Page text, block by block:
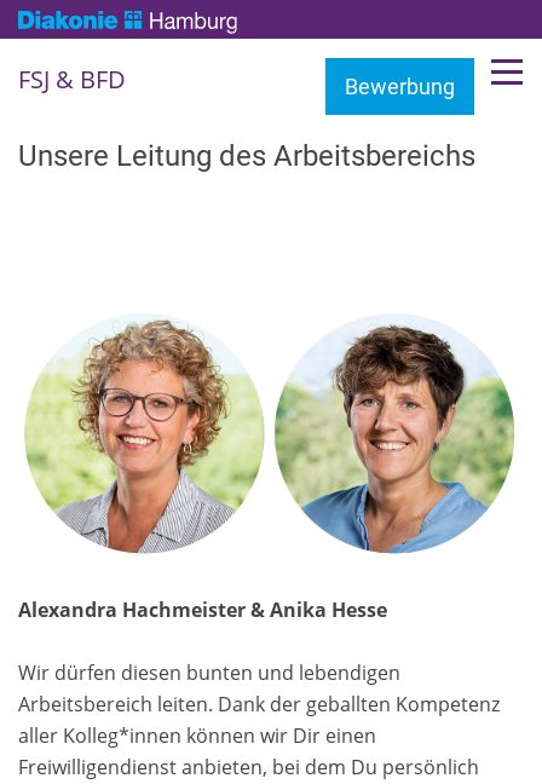
FSJ & BFD Bewerbung
Unsere Leitung des Arbeitsbereichs
Alexandra Hachmeister & Anika Hesse
Wir dürfen diesen bunten und lebendigen
Arbeitsbereich leiten. Dank der geballten Kompetenz
aller Kolleg*innen können wir Dir einen
Freiwilligendienst anbieten, bei dem Du persönlich